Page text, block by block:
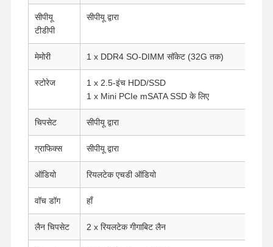
सीपीयू
टीडीपी
सीपीयू द्वारा
मेमोरी 1 x DDR4 SO-DIMM सॉकेट (32G तक)
स्टोरेज
1 x 2.5-इंच HDD/SSD
1 x Mini PCIe mSATA SSD के लिए
चिपसेट सीपीयू द्वारा
ग्राफिक्स सीपीयू द्वारा
ऑडियो रियलटेक एचडी ऑडियो
वॉच डॉग हाँ
लैन चिपसेट 2 x रियलटेक गीगाबिट लैन